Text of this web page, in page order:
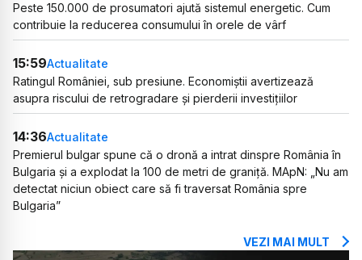
Peste 150.000 de prosumatori ajută sistemul energetic. Cum
contribuie la reducerea consumului în orele de vârf
15:59Actualitate
Ratingul României, sub presiune. Economiștii avertizează
asupra riscului de retrogradare și pierderii investițiilor
14:36Actualitate
Premierul bulgar spune că o dronă a intrat dinspre România în
Bulgaria și a explodat la 100 de metri de graniță. MApN: „Nu am
detectat niciun obiect care să fi traversat România spre
Bulgaria”
VEZI MAI MULT